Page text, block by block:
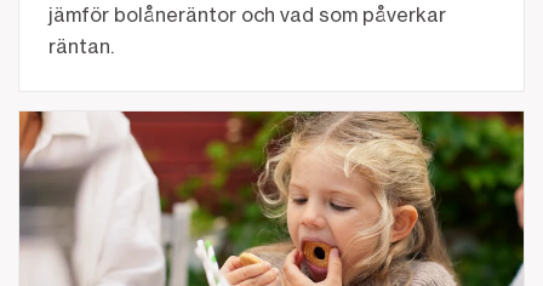
jämför bolåneräntor och vad som påverkar
räntan.
Ränteskillnadsersättning för bolån – så fungerar det